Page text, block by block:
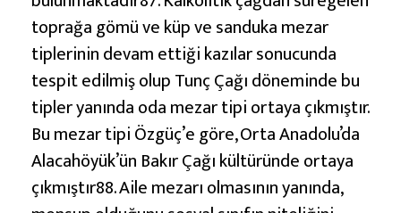
toprağa gömü ve küp ve sanduka mezar
tiplerinin devam ettiği kazılar sonucunda
tespit edilmiş olup Tunç Çağı döneminde bu
tipler yanında oda mezar tipi ortaya çıkmıştır.
Bu mezar tipi Özgüç’e göre, Orta Anadolu’da
Alacahöyük’ün Bakır Çağı kültüründe ortaya
çıkmıştır88. Aile mezarı olmasının yanında,